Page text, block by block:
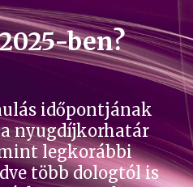
ben?
időpontjának
nyugdíjkorhatár
legkorábbi
több dologtól is